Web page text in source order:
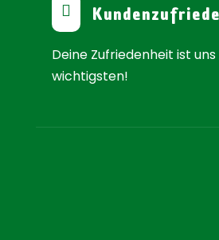

Deine Zufriedenheit ist
wichtigsten!